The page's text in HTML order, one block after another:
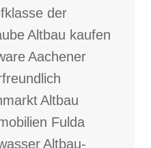
der
Altbau kaufen
Aachener
Altbau
Fulda
Altbau-